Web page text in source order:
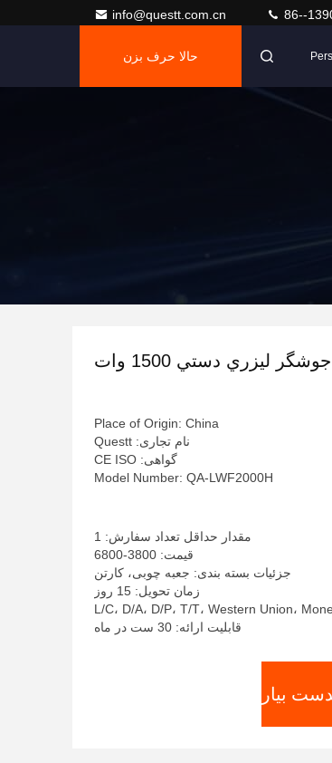
info@questt.com.cn 86--
حالا حرف بزن
جوشگر ليزري دستي 1500 وات
Place of Origin: China
نام تجاری: Questt
گواهی: CE ISO
Model Number: QA-LWF2000H
مقدار حداقل تعداد سفارش: 1
قیمت: 3800-6800
جزئیات بسته بندی: جعبه چوبی، کارتن
زمان تحویل: 15 روز
قابلیت ارائه: 30 ست در ماه
بیار